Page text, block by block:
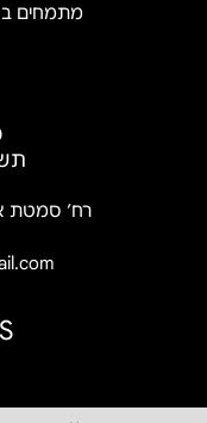
מתמחים
רח’ סמטת אהרון